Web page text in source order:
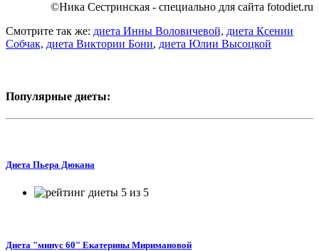
©Ника Сестринская - специально для сайта fotodiet.ru
Смотрите так же: диета Инны Воловичевой, диета Ксении
Собчак, диета Виктории Бони, диета Юлии Высоцкой
Популярные диеты:
Диета Пьера Дюкана
Диета "минус 60" Екатерины Миримановой